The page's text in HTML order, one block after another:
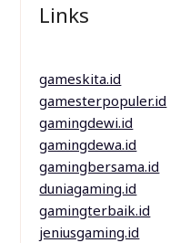
Links
gameskita.id
gamesterpopuler.id
gamingdewi.id
gamingdewa.id
gamingbersama.id
duniagaming.id
gamingterbaik.id
jeniusgaming.id